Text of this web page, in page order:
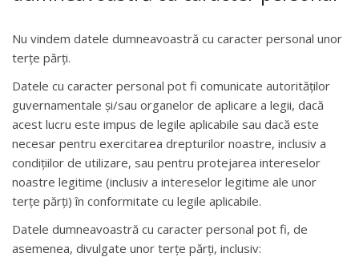
Nu vindem datele dumneavoastră cu caracter personal unor
terțe părți.
Datele cu caracter personal pot fi comunicate autorităților
guvernamentale și/sau organelor de aplicare a legii, dacă
acest lucru este impus de legile aplicabile sau dacă este
necesar pentru exercitarea drepturilor noastre, inclusiv a
condițiilor de utilizare, sau pentru protejarea intereselor
noastre legitime (inclusiv a intereselor legitime ale unor
terțe părți) în conformitate cu legile aplicabile.
Datele dumneavoastră cu caracter personal pot fi, de
asemenea, divulgate unor terțe părți, inclusiv: